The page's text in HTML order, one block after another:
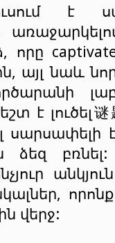
է
որը
այլ նաև
է լուծել
սարսափելի
ձեզ բռնել:
վերջ: